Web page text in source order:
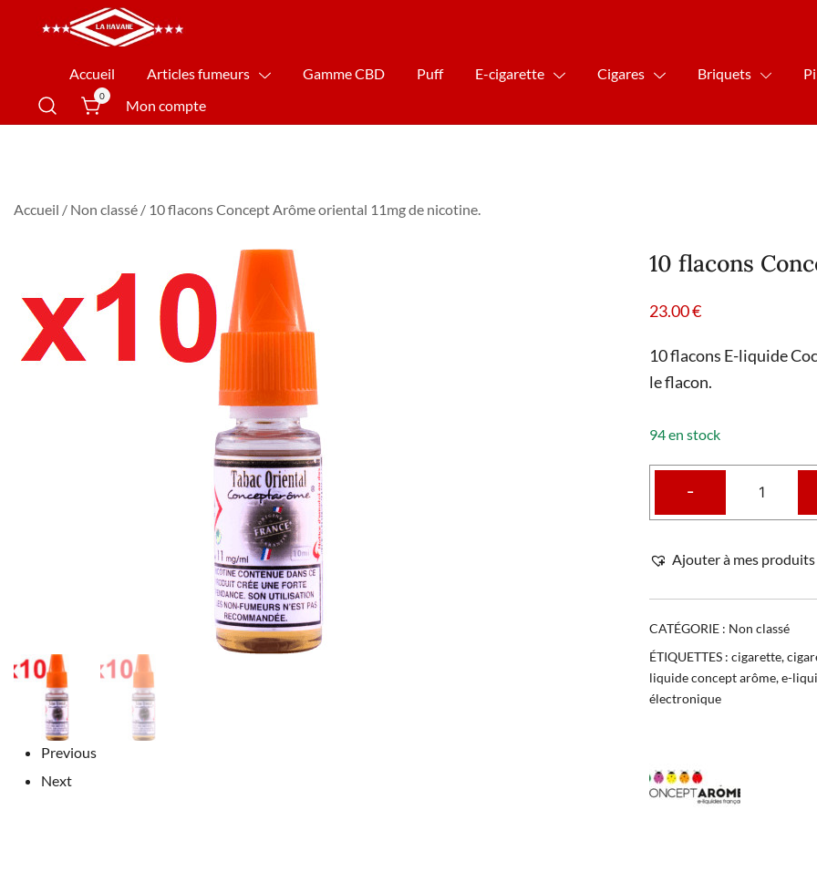
La Havane Nîmes
Accueil Articles fumeurs Gamme CBD Puff E-cigarette Cigares Briquets
0
Mon compte
Accueil / Non classé / 10 flacons Concept Arôme oriental 11mg de nicotine.
Previous
Next
10 flacons
23.00€
10 flacons E-liquide
le flacon.
94 en stock
-
Ajouter à mes
CATÉGORIE : Non classé
ÉTIQUETTES : cigarette,
liquide concept arôme,e-
électronique